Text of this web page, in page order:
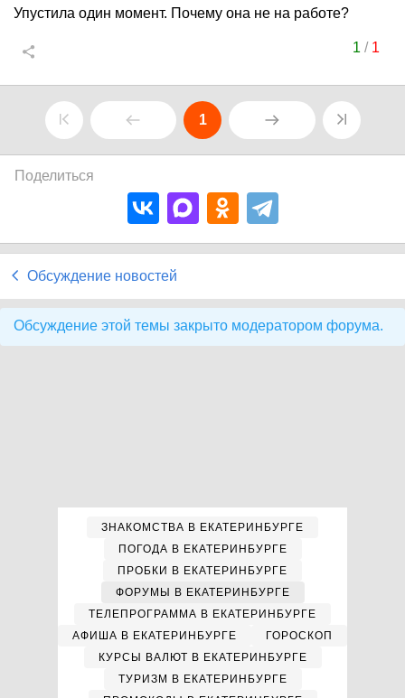
Упустила один момент. Почему она не на работе?
1 / 1
1
Поделиться
Обсуждение новостей
Обсуждение этой темы закрыто модератором форума.
ЗНАКОМСТВА В ЕКАТЕРИНБУРГЕ
ПОГОДА В ЕКАТЕРИНБУРГЕ
ПРОБКИ В ЕКАТЕРИНБУРГЕ
ФОРУМЫ В ЕКАТЕРИНБУРГЕ
ТЕЛЕПРОГРАММА В ЕКАТЕРИНБУРГЕ
АФИША В ЕКАТЕРИНБУРГЕ
ГОРОСКОП
КУРСЫ ВАЛЮТ В ЕКАТЕРИНБУРГЕ
ТУРИЗМ В ЕКАТЕРИНБУРГЕ